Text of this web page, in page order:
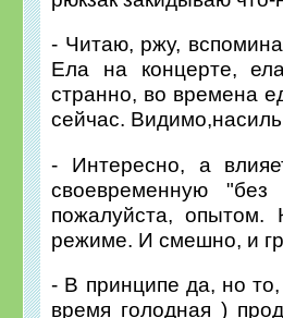
- Читаю, ржу,
Ела на концерте,
странно, во времена
сейчас.
- Интересно, а
своевременную
пожалуйста,
режиме. И смешно, и
- В принципе да, но
время голодная )